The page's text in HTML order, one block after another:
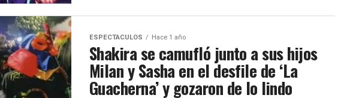
ESPECTACULOS Hace 1 año
Shakira se camufló junto a sus hijos
Milan y Sasha en el desfile de ‘La
Guacherna’ y gozaron de lo lindo